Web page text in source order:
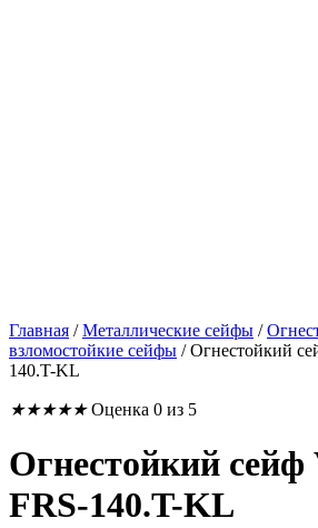
Главная /Металлические сейфы /
взломостойкие сейфы /Огнестойкий
140.T-KL
★★★★★ Оценка 0 из 5
Огнестойкий
FRS-140.T-KL